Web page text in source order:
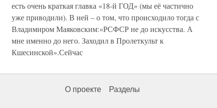
есть очень краткая главка «18-й ГОД» (мы её частично
уже приводили). В ней – о том, что происходило тогда с
Владимиром Маяковским:«РСФСР не до искусства. А
мне именно до него. Заходил в Пролеткульт к
Кшесинской».Сейчас
О проекте Разделы